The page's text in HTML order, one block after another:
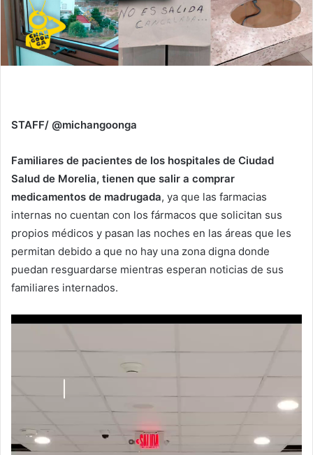
STAFF/ @michangoonga
Familiares de pacientes de los hospitales de Ciudad
Salud de Morelia, tienen que salir a comprar
medicamentos de madrugada, ya que las farmacias
internas no cuentan con los fármacos que solicitan sus
propios médicos y pasan las noches en las áreas que les
permitan debido a que no hay una zona digna donde
puedan resguardarse mientras esperan noticias de sus
familiares internados.